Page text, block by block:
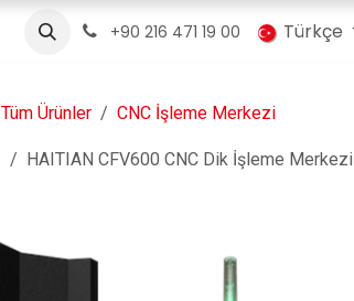
Blog +90 216 471 19 00 Türkçe
Tüm Ürünler CNC İşleme Merkezi
HAITIAN CFV600 CNC Dik İşleme Merkezi